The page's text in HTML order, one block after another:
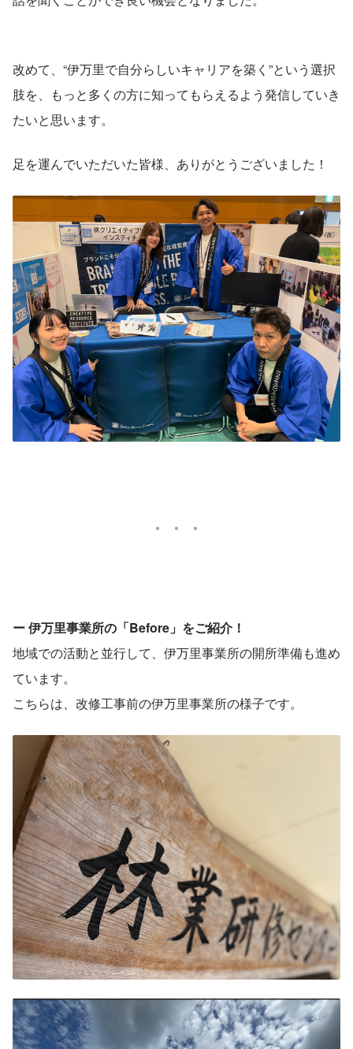
改めて、“伊万里で自分らしいキャリアを築く”という選択
肢を、もっと多くの方に知ってもらえるよう発信していき
たいと思います。
足を運んでいただいた皆様、ありがとうございました！
ー 伊万里事業所の「Before」をご紹介！
地域での活動と並行して、伊万里事業所の開所準備も進め
ています。
こちらは、改修工事前の伊万里事業所の様子です。